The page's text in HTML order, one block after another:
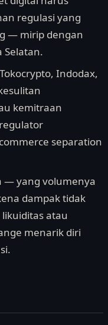
regulasi yang
— mirip dengan
Selatan.
Indodax,
kemitraan
separation
— yang volumenya
dampak tidak
atau
menarik diri